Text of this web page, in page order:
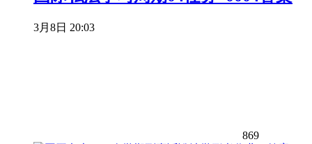
3月8日 20:03
869